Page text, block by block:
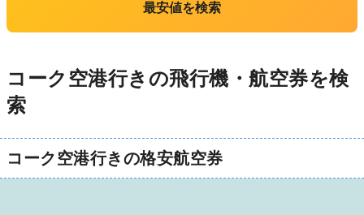
最安値を検索
コーク空港行きの飛行機・航空券を検
索
コーク空港行きの格安航空券